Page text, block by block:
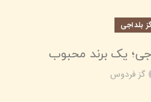
بلداجی
یک برند محبوب
گز فردوس